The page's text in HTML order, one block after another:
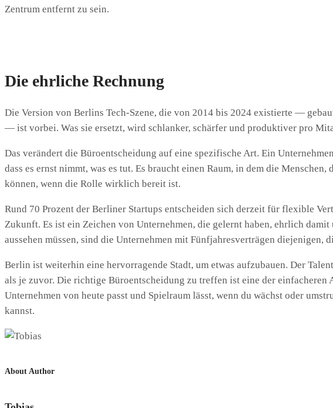
Zentrum entfernt zu sein.
Die ehrliche Rechnung
Die Version von Berlins Tech-Szene, die von 2014 bis 2024 existierte —
— ist vorbei. Was sie ersetzt, wird schlanker, schärfer und produktiver pro
Das verändert die Büroentscheidung auf eine spezifische Art. Ein
dass es ernst nimmt, was es tut. Es braucht einen Raum, in dem die
können, wenn die Rolle wirklich bereit ist.
Rund 70 Prozent der Berliner Startups entscheiden sich derzeit für flexible
Zukunft. Es ist ein Zeichen von Unternehmen, die gelernt haben, ehrlich
aussehen müssen, sind die Unternehmen mit Fünfjahresverträgen diejenigen,
Berlin ist weiterhin eine hervorragende Stadt, um etwas aufzubauen. Der
als je zuvor. Die richtige Büroentscheidung zu treffen ist eine der
Unternehmen von heute passt und Spielraum lässt, wenn du wächst oder
kannst.
About Author